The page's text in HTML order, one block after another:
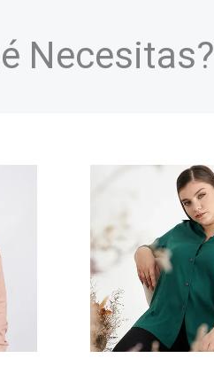
Necesitas?